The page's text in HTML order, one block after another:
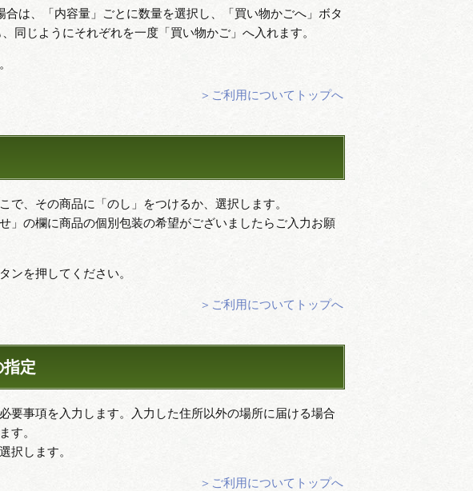
は、「内容量」ごとに数量を選択し、「買い物かごへ」ボタ
同じようにそれぞれを一度「買い物かご」へ入れます。
＞ご利用についてトップへ
、その商品に「のし」をつけるか、選択します。
」の欄に商品の個別包装の希望がございましたらご入力お願
ンを押してください。
＞ご利用についてトップへ
定
要事項を入力します。入力した住所以外の場所に届ける場合
す。
択します。
＞ご利用についてトップへ